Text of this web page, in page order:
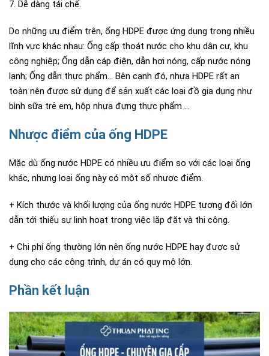
7. Dễ dàng tái chế.
Do những ưu điểm trên, ống HDPE được ứng dụng trong nhiều
lĩnh vực khác nhau: Ống cấp thoát nước cho khu dân cư, khu
công nghiệp; Ống dẫn cáp điện, dẫn hơi nóng, cấp nước nóng
lạnh; Ống dẫn thực phẩm… Bên cạnh đó, nhựa HDPE rất an
toàn nên được sử dụng để sản xuất các loại đồ gia dụng như
bình sữa trẻ em, hộp nhựa đựng thực phẩm …
Nhược điểm của ống HDPE
Mặc dù ống nước HDPE có nhiều ưu điểm so với các loại ống
khác, nhưng loại ống này có một số nhược điểm.
+ Kích thước và khối lượng của ống nước HDPE tương đối lớn
dẫn tới thiếu sự linh hoạt trong việc lắp đặt và thi công.
+ Chi phí ống thường lớn nên ống nước HDPE hay được sử
dụng cho các công trình, dự án có quy mô lớn.
Phần kết luận